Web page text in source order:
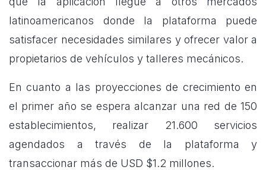
latinoamericanos donde la plataforma puede
satisfacer necesidades similares y ofrecer valor a
propietarios de vehículos y talleres mecánicos.
En cuanto a las proyecciones de crecimiento en
el primer año se espera alcanzar una red de 150
establecimientos, realizar 21.600 servicios
agendados a través de la plataforma y
transaccionar más de USD $1.2 millones.